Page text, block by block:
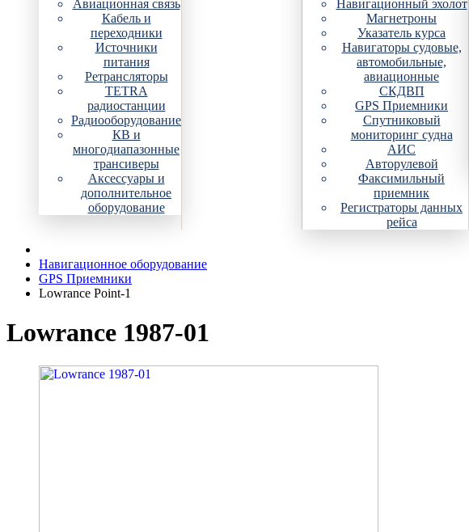
Авиационная связь
Кабель и
переходники
Источники
питания
Ретрансляторы
TETRA
радиостанции
Радиооборудование
КВ и
многодиапазонные
трансиверы
Аксессуары и
дополнительное
оборудование
Навигационный эхолот
Магнетроны
Указатель курса
Навигаторы судовые,
автомобильные,
авиационные
СКДВП
GPS Приемники
Спутниковый
мониторинг судна
АИС
Авторулевой
Факсимильный
приемник
Регистраторы данных
рейса
Навигационное оборудование
GPS Приемники
Lowrance Point-1
Lowrance 1987-01